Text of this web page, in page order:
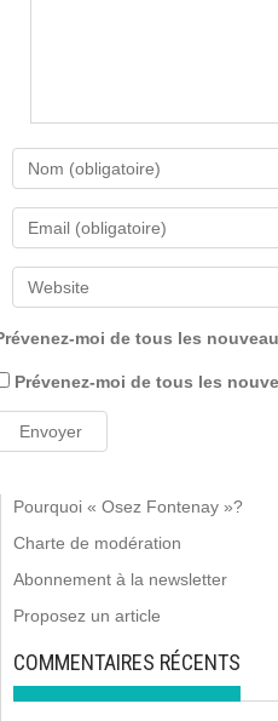
moi de tous les
Prévenez-moi de tous les
Pourquoi « Osez Fontenay »?
Charte de modération
Abonnement à la newsletter
Proposez un article
COMMENTAIRES RÉCENTS